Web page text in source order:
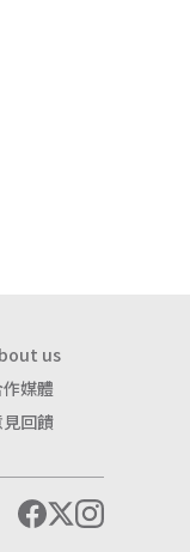
us
媒體
見回饋